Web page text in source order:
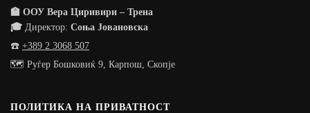
🏫 ООУ Вера Циривири – Трена
🎓 Директор: Соња Јовановска
☎️ +389 2 3068 507
🗺️ Руѓер Бошковиќ 9, Карпош, Скопје
ПОЛИТИКА НА ПРИВАТНОСТ